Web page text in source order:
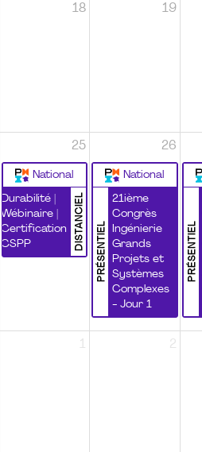
18 19
25
National
DISTANCIEL
Durabilité |
Wébinaire |
Certification
CSPP
26
National
PRÉSENTIEL
21ième
Congrès
Ingénierie
Grands
Projets et
Systèmes
Complexes
- Jour 1
PRÉSENTIEL
1 2